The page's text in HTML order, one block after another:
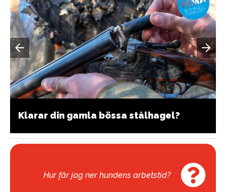
Klarar din gamla bössa stålhagel?
Hur får jag ner hundens arbetstid?